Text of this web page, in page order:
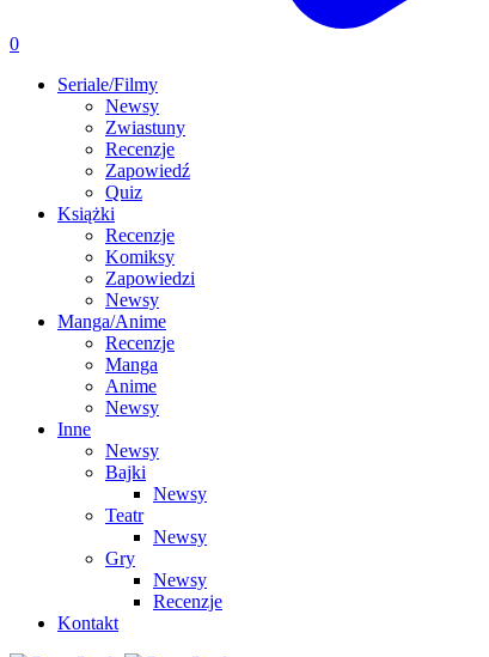
0
Seriale/Filmy
Newsy
Zwiastuny
Recenzje
Zapowiedź
Quiz
Książki
Recenzje
Komiksy
Zapowiedzi
Newsy
Manga/Anime
Recenzje
Manga
Anime
Newsy
Inne
Newsy
Bajki
Newsy
Teatr
Newsy
Gry
Newsy
Recenzje
Kontakt